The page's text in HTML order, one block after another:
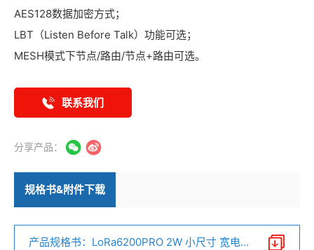
AES128数据加密方式；
LBT（Listen Before Talk）功能可选；
MESH模式下节点/路由/节点+路由可选。
联系我们
分享产品：
规格书&附件下载
产品规格书：LoRa6200PRO 2W 小尺寸 宽电压